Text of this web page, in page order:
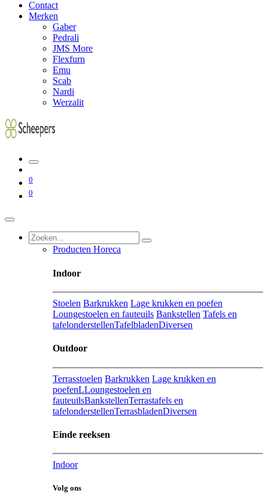
Contact
Merken
Gaber
Pedrali
JMS More
Flexfurn
Emu
Scab
Nardi
Werzalit
0
0
Producten Horeca
Indoor
Stoelen Barkrukken Lage krukken en poefen
Loungestoelen en fauteuils Bankstellen Tafels en
tafelonderstellenTafelbladenDiversen
Outdoor
Terrasstoelen Barkrukken Lage krukken en
poefenLLoungestoelen en
fauteuilsBankstellenTerrastafels en
tafelonderstellenTerrasbladenDiversen
Einde reeksen
Indoor
Volg ons